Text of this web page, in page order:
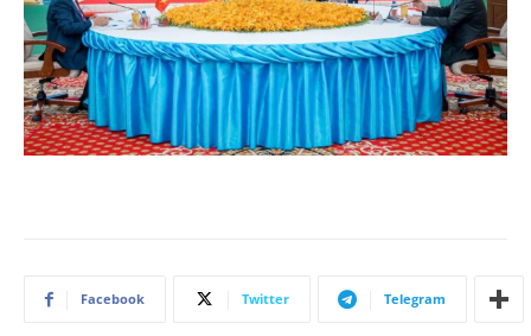
Facebook Twitter Telegram